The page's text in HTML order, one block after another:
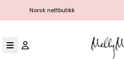
Hopp til innhold
Norsk nettbutikk